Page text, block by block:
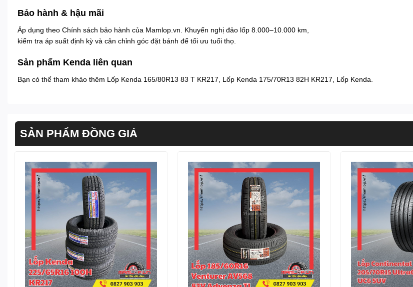
Bảo hành & hậu mãi
Áp dụng theo Chính sách bảo hành của Mamlop.vn. Khuyến nghị đảo lốp 8.000–10.000 km,
kiểm tra áp suất định kỳ và cân chỉnh góc đặt bánh để tối ưu tuổi thọ.
Sản phẩm Kenda liên quan
Bạn có thể tham khảo thêm Lốp Kenda 165/80R13 83 T KR217 Lốp Kenda 175/70R13 82H KR217 Lốp Kenda
SẢN PHẨM ĐỒNG GIÁ